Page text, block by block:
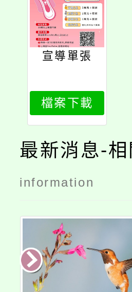
宣導單張
檔案下載
最新消息-
information